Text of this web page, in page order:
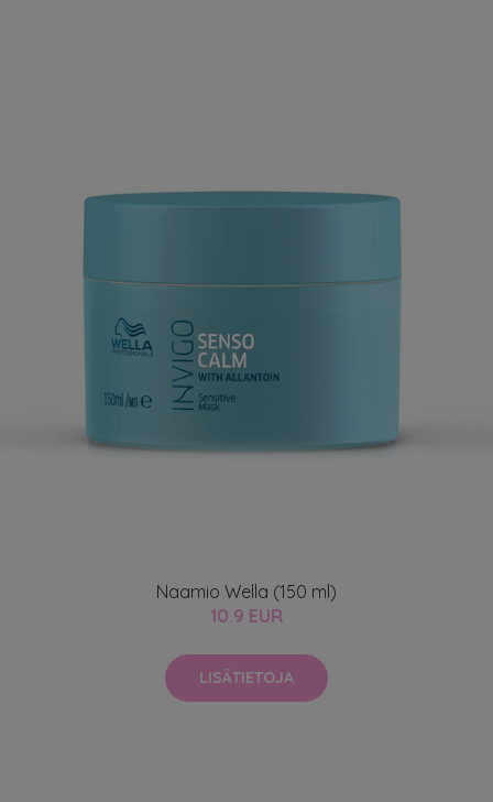
Naamio Wella (150 ml)
10.9 EUR
LISÄTIETOJA